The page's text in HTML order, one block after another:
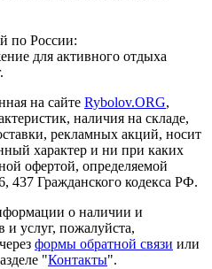
по России:
для активного отдыха
на сайте Rybolov.ORG,
наличия на складе,
рекламных акций, носит
характер и ни при каких
офертой, определяемой
437 Гражданского кодекса РФ.
о наличии и
и услуг, пожалуйста,
формы обратной связи или
"Контакты".